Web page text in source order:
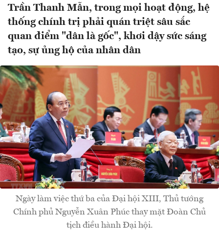
Trần Thanh Mẫn, trong mọi hoạt động, hệ
thống chính trị phải quán triệt sâu sắc
quan điểm "dân là gốc", khơi dậy sức sáng
tạo, sự ủng hộ của nhân dân
Ngày làm việc thứ ba của Đại hội XIII, Thủ tướng
Chính phủ Nguyễn Xuân Phúc thay mặt Đoàn Chủ
tịch điều hành Đại hội.